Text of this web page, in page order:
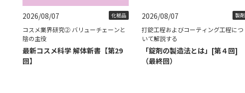
2026/08/07 化粧品
コスメ業界研究② バリューチェーンと
陰の主役
最新コスメ科学 解体新書【第29
回】
2026/08/07 製剤
打錠工程およびコーティング工程につ
いて解説する
「錠剤の製造法とは」[第４回]
（最終回）